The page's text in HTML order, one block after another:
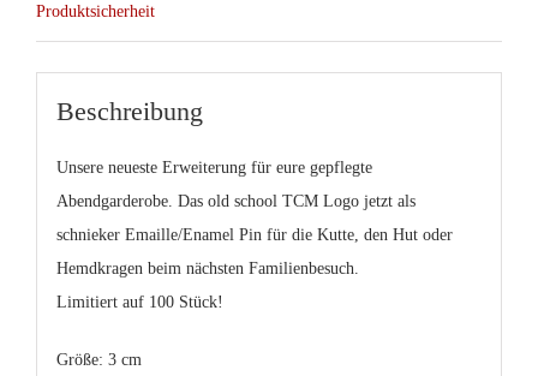
Produktsicherheit
Beschreibung
Unsere neueste Erweiterung für eure gepflegte
Abendgarderobe. Das old school TCM Logo jetzt als
schnieker Emaille/Enamel Pin für die Kutte, den Hut oder
Hemdkragen beim nächsten Familienbesuch.
Limitiert auf 100 Stück!
Größe: 3 cm